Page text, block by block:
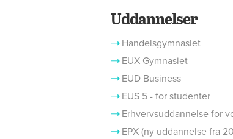
Uddannelser
Handelsgymnasiet
EUX Gymnasiet
EUD Business
EUS 5 - for studenter
Erhvervsuddannelse for
EPX (ny uddannelse fra